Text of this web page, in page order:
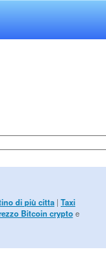
di più citta | Taxi
Bitcoin cryptoe